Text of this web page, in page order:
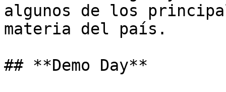
algunos de los
materia del país.
## **Demo Day**